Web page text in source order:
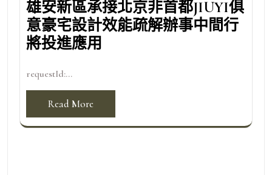
雄安新區承接北京非首都JIUYI俱
意豪宅設計效能疏解辦事中間行
將投進應用
requestId:...
Read More